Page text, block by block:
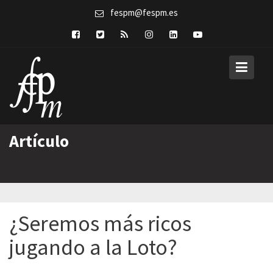
fespm@fespm.es
Artículo
¿Seremos más ricos
jugando a la Loto?